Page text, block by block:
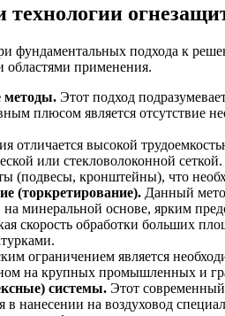
фундаментальных подхода к
областями применения.
методы. Этот подход
плюсом является отсутствие
отличается высокой
или стекловолоконной
(подвесы, кронштейны), что
(торкретирование). Данный
на минеральной основе, ярким
скорость обработки больших
ограничением является
на крупных промышленных и
системы. Этот
в нанесении на воздуховод